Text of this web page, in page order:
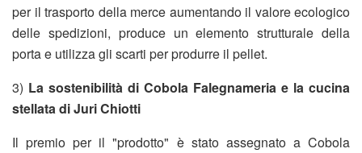
per il trasporto della merce aumentando il valore ecologico
delle spedizioni, produce un elemento strutturale della
porta e utilizza gli scarti per produrre il pellet.
3) La sostenibilità di Cobola Falegnameria e la cucina
stellata di Juri Chiotti
Il premio per il "prodotto" è stato assegnato a Cobola